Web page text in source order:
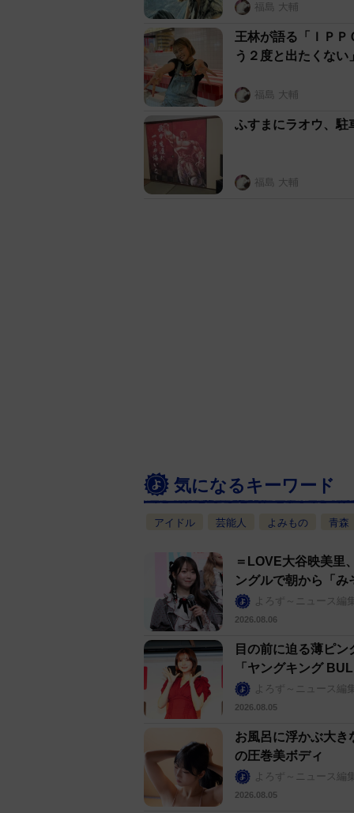
に届いてくるんです。それを感じ
らその音が染みついてるから、そ
ぐ』っていうんですけど、血が騒
ら。毎日、畑で黙々と作業しいる
とかが、あの一瞬だけ、青森全体
の夏が今年は来るんだと思うと、
福島 大輔
王林が語る「ＩＰ
う２度と出たくない
福島 大輔
ふすまにラオウ、
福島 大輔
気になるキーワード
アイドル 芸能人 よみもの 青森
＝LOVE大谷映美里
ングルで朝から「み
よろず～ニュース編
2026.08.06
目の前に迫る薄ピ
「ヤングキング
よろず～ニュース編
2026.08.05
お風呂に浮かぶ大
の圧巻美ボディ
よろず～ニュース編
2026.08.05